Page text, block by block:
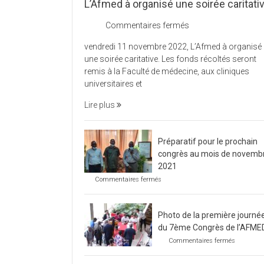
L’Afmed à organisé une soirée
Commentaires fermés
à
organisé
une
vendredi 11 novembre 2022, L’Afmed à organisé
une soirée caritative. Les fonds récoltés seront
remis à la Faculté de médecine, aux cliniques
universitaires et
Lire plus
Préparatif pour le prochain
congrès au mois de
2021
Commentaires fermés
prochain
congrès
mois
de
Photo de la première
du 7ème Congrès de
Commentaires fermés